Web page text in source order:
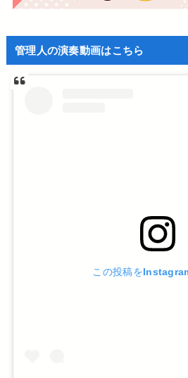
管理人の演奏動画はこちら
この投稿を